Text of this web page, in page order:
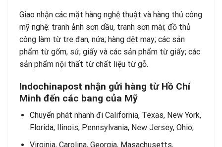
Giao nhận các mặt hàng nghệ thuật và hàng thủ công
mỹ nghệ: tranh ảnh sơn dầu, tranh sơn mài; đồ thủ
công làm từ tre đan, nứa; hàng dệt may; các sản
phẩm từ gốm, sứ; giấy và các sản phẩm từ giấy; các
sản phẩm nội thất từ chất liệu từ gỗ.
Indochinapost nhận gửi hàng từ Hồ Chí
Minh đến các bang của Mỹ
Chuyển phát nhanh đi California, Texas, New York,
Florida, Ilinois, Pennsylvania, New Jersey, Ohio,
Virginia, Carolina, Georgia, Masachusetts,